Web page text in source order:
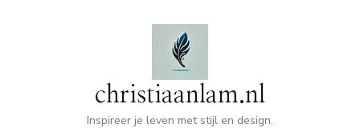
christiaanlam.nl
Inspireer je leven met stijl en design.